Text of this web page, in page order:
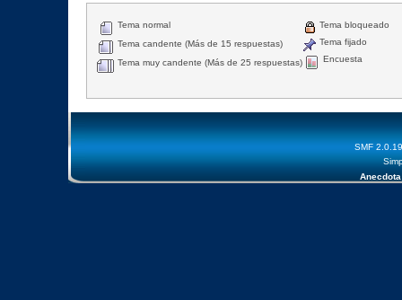
Tema normal
Tema candente (Más de 15 respuestas)
Tema muy candente (Más de 25 respuestas)
Tema bloqueado
Tema fijado
Encuesta
SMF 2.0.19
Anecdota